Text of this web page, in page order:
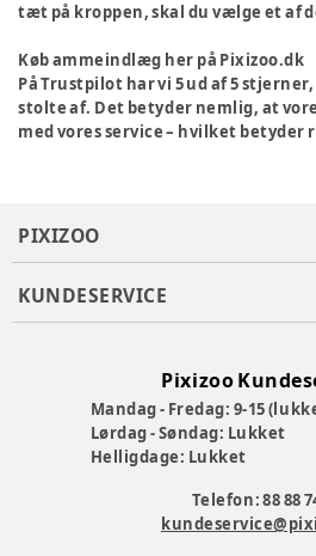
tæt på kroppen, skal du vælge et af
Køb ammeindlæg her på Pixizoo.dk
På Trustpilot har vi 5 ud af 5
stolte af. Det betyder nemlig, at
med vores service – hvilket betyder
PIXIZOO
KUNDESERVICE
Pixizoo
Mandag - Fredag: 9-15
Lørdag - Søndag: Lukket
Helligdage: Lukket
Telefon: 88 88